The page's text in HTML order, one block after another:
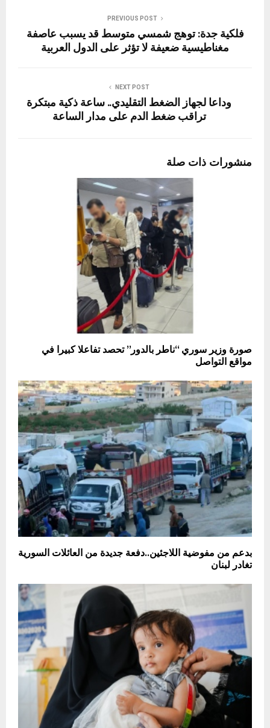
PREVIOUS POST
فلكية جدة: توهج شمسي متوسط قد يسبب عاصفة
مغناطيسية ضعيفة لا تؤثر على الدول العربية
NEXT POST
وداعا لجهاز الضغط التقليدي.. ساعة ذكية مبتكرة
تراقب ضغط الدم على مدار الساعة
منشورات ذات صلة
صورة وزير سوري “ناطر بالدور” تحصد تفاعلا كبيرا في
مواقع التواصل
بدعم من مفوضية اللاجئين..دفعة جديدة من العائلات السورية
تغادر لبنان